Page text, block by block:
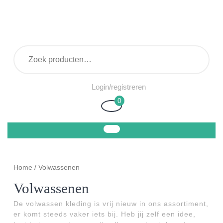
Login/registrerenLogin/registreren
Winkelwagen
0
Home / Volwassenen
Volwassenen
De volwassen kleding is vrij nieuw in ons assortiment,
er komt steeds vaker iets bij. Heb jij zelf een idee,